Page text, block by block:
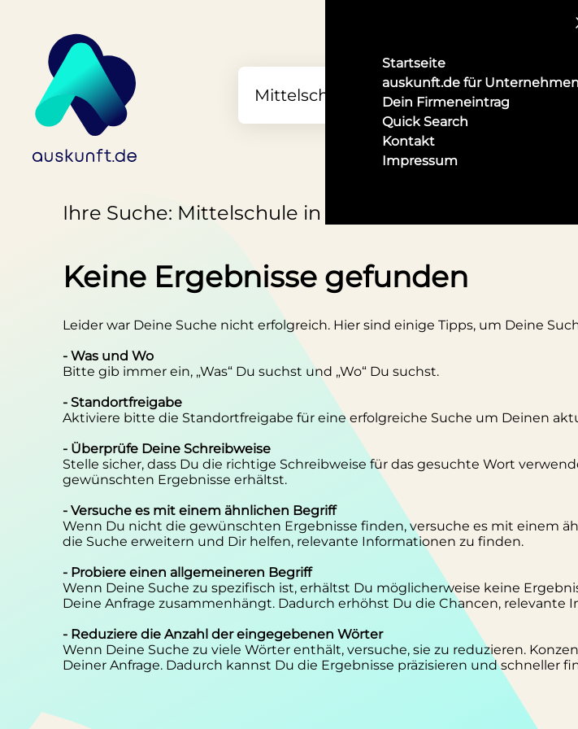
Startseite
auskunft.de für Unternehmen
Dein Firmeneintrag
Quick Search
Kontakt
Impressum
Ihre Suche: Mittelschule in Salzgitter
Keine Ergebnisse gefunden
Leider war Deine Suche nicht erfolgreich. Hier sind einige Tipps, um Deine
- Was und Wo
Bitte gib immer ein, „Was“ Du suchst und „Wo“ Du suchst.
- Standortfreigabe
Aktiviere bitte die Standortfreigabe für eine erfolgreiche Suche um Deinen
- Überprüfe Deine Schreibweise
Stelle sicher, dass Du die richtige Schreibweise für das gesuchte Wort
gewünschten Ergebnisse erhältst.
- Versuche es mit einem ähnlichen Begriff
Wenn Du nicht die gewünschten Ergebnisse finden, versuche es mit einem
die Suche erweitern und Dir helfen, relevante Informationen zu finden.
- Probiere einen allgemeineren Begriff
Wenn Deine Suche zu spezifisch ist, erhältst Du möglicherweise keine
Deine Anfrage zusammenhängt. Dadurch erhöhst Du die Chancen, relevante
- Reduziere die Anzahl der eingegebenen Wörter
Wenn Deine Suche zu viele Wörter enthält, versuche, sie zu reduzieren.
Deiner Anfrage. Dadurch kannst Du die Ergebnisse präzisieren und schneller